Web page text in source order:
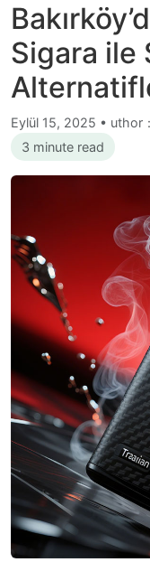
Sigara ile
Eylül 15, 2025 • uthor
3 minute read